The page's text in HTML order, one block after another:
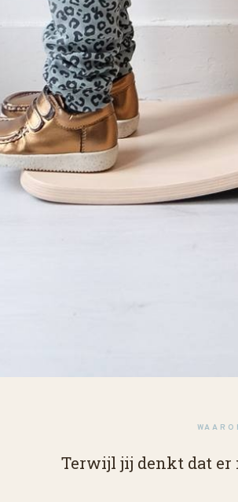
vertelt een kind wat
luistert naar wat het kind
Terwijl jij denkt dat er